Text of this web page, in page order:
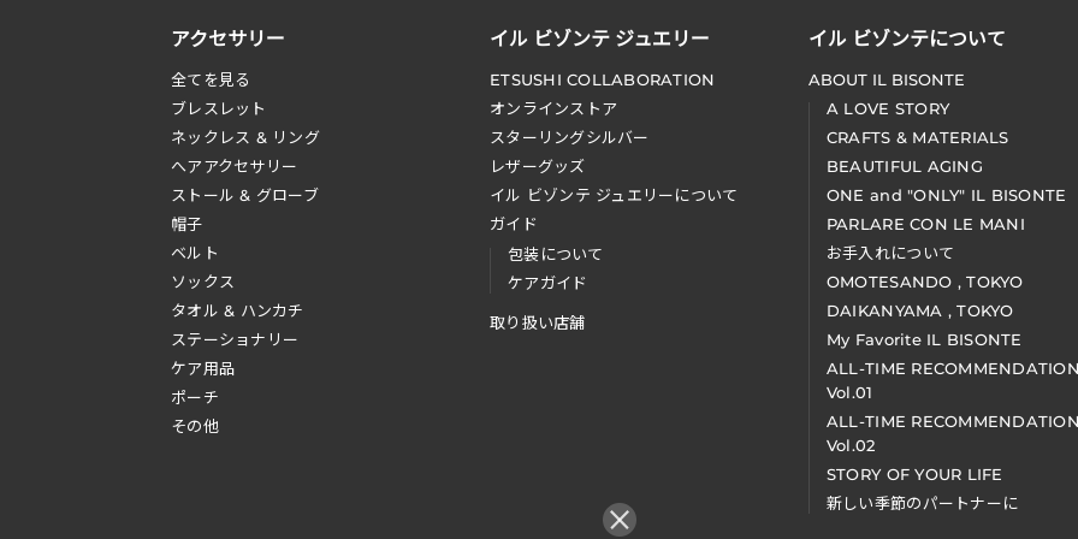
アクセサリー
全てを見る
ブレスレット
ネックレス & リング
へアアクセサリー
ストール & グローブ
帽子
ベルト
ソックス
タオル & ハンカチ
ステーショナリー
ケア用品
ポーチ
その他
イル ビゾンテ ジュエリー
ETSUSHI COLLABORATION
オンラインストア
スターリングシルバー
レザーグッズ
イル ビゾンテ ジュエリーについて
ガイド
包装について
ケアガイド
取り扱い店舗
イル ビゾンテについて
ABOUT IL BISONTE
A LOVE STORY
CRAFTS & MATERIALS
BEAUTIFUL AGING
ONE and "ONLY" IL BISONTE
PARLARE CON LE MANI
お手入れについて
OMOTESANDO , TOKYO
DAIKANYAMA , TOKYO
My Favorite IL BISONTE
ALL-TIME
Vol.01
ALL-TIME
Vol.02
STORY OF YOUR LIFE
新しい季節のパートナーに